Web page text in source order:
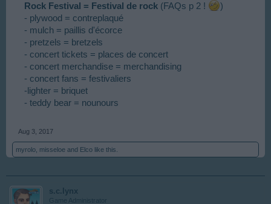
Rock Festival = Festival de rock (FAQs p 2 !
)
- plywood = contreplaqué
- mulch = paillis d'écorce
- pretzels = bretzels
- concert tickets = places de concert
- concert merchandise = merchandising
- concert fans = festivaliers
-lighter = briquet
- teddy bear = nounours
Aug 3, 2017
myrolo misseloe and Elco like this.
s.c.lynx
Game Administrator